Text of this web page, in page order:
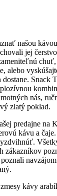
našou
jej
alebo
Snack
nás,
zlatý poklad.
predajne na
kávu a
zákazníkov
poznali
kávy